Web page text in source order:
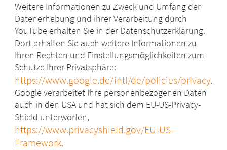
Weitere Informationen zu Zweck und Umfang der
Datenerhebung und ihrer Verarbeitung durch
YouTube erhalten Sie in der Datenschutzerklärung.
Dort erhalten Sie auch weitere Informationen zu
Ihren Rechten und Einstellungsmöglichkeiten zum
Schutze Ihrer Privatsphäre:
https://www.google.de/intl/de/policies/privacy.
Google verarbeitet Ihre personenbezogenen Daten
auch in den USA und hat sich dem EU-US-Privacy-
Shield unterworfen,
https://www.privacyshield.gov/EU-US-
Framework.